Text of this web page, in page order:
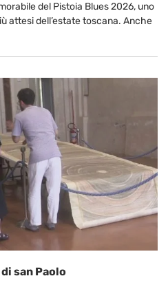
del Pistoia Blues 2026, uno
attesi dell’estate toscana. Anche
san Paolo